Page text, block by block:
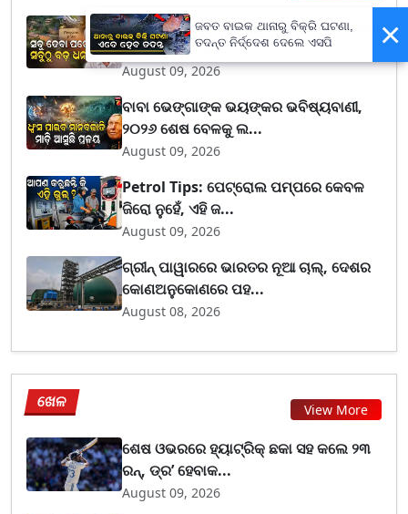
The Richest Poor Man of India : ୩୫
ବର୍ଷର ଦରମା, ଅବ...
August 09, 2026
ବାବା ଭେଙ୍ଗାଙ୍କ ଭୟଙ୍କର ଭବିଷ୍ୟବାଣୀ,
୨୦୨୬ ଶେଷ ବେଳକୁ ଲ...
August 09, 2026
Petrol Tips: ପେଟ୍ରୋଲ ପମ୍ପରେ କେବଳ
ଜିରୋ ନୁହେଁ, ଏହି ଜ...
August 09, 2026
ଗ୍ରୀନ୍ ପାୱାରରେ ଭାରତର ନୂଆ ଚାଲ୍, ଦେଶର
କୋଣଅନୁକୋଣରେ ପହ...
August 08, 2026
ଖେଳ View More
ଶେଷ ଓଭରରେ ହ୍ୟାଟ୍ରିକ୍ ଛକା ସହ କଲେ ୨୩
ରନ୍, ଡ୍ର’ ହେବାକ...
August 09, 2026
×
ଜବତ ବାଇକ ଥାନାରୁ ବିକ୍ରି ଘଟଣା,
ତଦନ୍ତ ନିର୍ଦ୍ଦେଶ ଦେଲେ ଏସପି